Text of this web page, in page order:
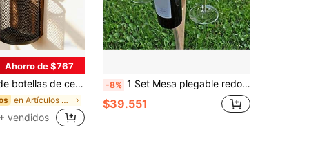
Ahorro de $767
de botellas sin dolor - accesorio esencial para cerveza para el hogar, la cocina, el jardín y el exterior, regalo perfecto para amantes de la cerveza
en Artículos de bar y elaboración de vino
vendidos
-8% 1 Set Mesa plegable redonda para exteriores, mesa plegable de picnic de madera portátil, estante moderno para botellas y copas de vino, mesa plegable de playa mini, adecuada para viajes, campamentos, playa, jardín
$39.551